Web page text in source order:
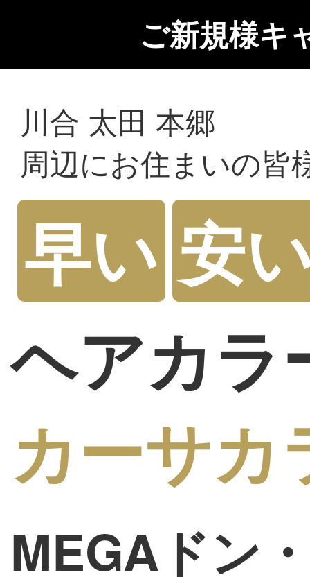
ご新規様キ
川合 太田 本郷
周辺にお住まいの皆
早い 安
ヘアカラ
カーサカ
MEGAドン